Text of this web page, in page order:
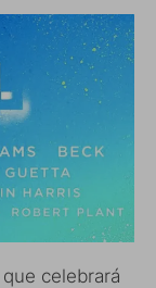
que celebrará